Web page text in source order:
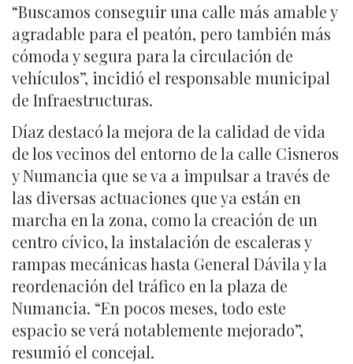
“Buscamos conseguir una calle más amable y
agradable para el peatón, pero también más
cómoda y segura para la circulación de
vehículos”, incidió el responsable municipal
de Infraestructuras.
Díaz destacó la mejora de la calidad de vida
de los vecinos del entorno de la calle Cisneros
y Numancia que se va a impulsar a través de
las diversas actuaciones que ya están en
marcha en la zona, como la creación de un
centro cívico, la instalación de escaleras y
rampas mecánicas hasta General Dávila y la
reordenación del tráfico en la plaza de
Numancia. “En pocos meses, todo este
espacio se verá notablemente mejorado”,
resumió el concejal.